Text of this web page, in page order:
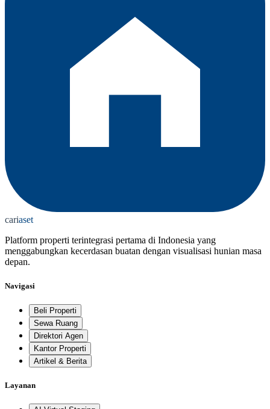
cariaset
Platform properti terintegrasi pertama di Indonesia yang
menggabungkan kecerdasan buatan dengan visualisasi hunian masa
depan.
Navigasi
Beli Properti
Sewa Ruang
Direktori Agen
Kantor Properti
Artikel & Berita
Layanan